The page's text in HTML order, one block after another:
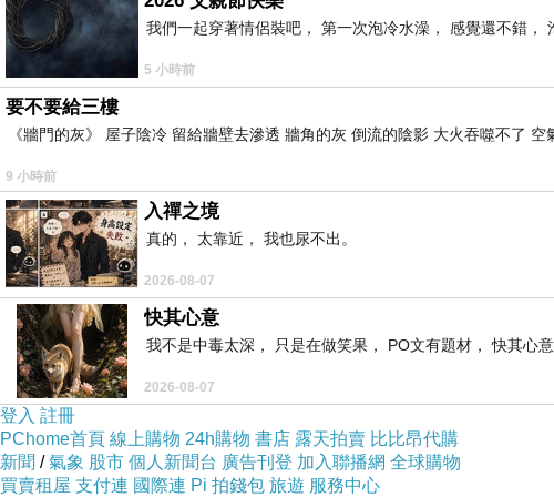
我們一起穿著情侶裝吧， 第一次泡冷水澡， 感覺還不錯，
5 小時前
要不要給三樓
《牆門的灰》 屋子陰冷 留給牆壁去滲透 牆角的灰 倒流的陰影 大火吞噬不了
9 小時前
入禪之境
真的， 太靠近， 我也尿不出。
2026-08-07
快其心意
我不是中毒太深， 只是在做笑果， PO文有題材， 快其心
2026-08-07
登入 註冊
PChome首頁 線上購物 24h購物 書店 露天拍賣 比比昂代購
新聞 /氣象 股市 個人新聞台 廣告刊登 加入聯播網 全球購物
買賣租屋 支付連 國際連 Pi 拍錢包 旅遊 服務中心